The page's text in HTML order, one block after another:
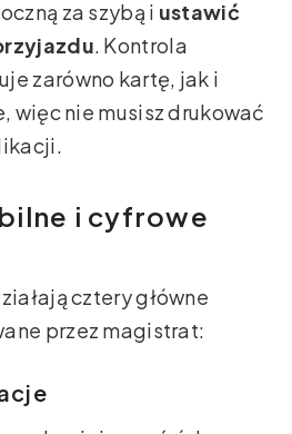
za szybą i ustawić
. Kontrola
zarówno kartę, jak i
więc nie musisz drukować
i cyfrowe
cztery główne
przez magistrat: